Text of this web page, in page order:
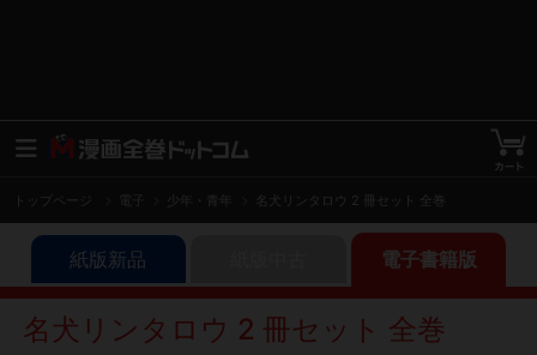
トップページ 少年・青年 名犬リンタロウ 2 冊セット 全巻
紙版新品 電子書籍版
名犬リンタロウ 2 冊セット 全巻